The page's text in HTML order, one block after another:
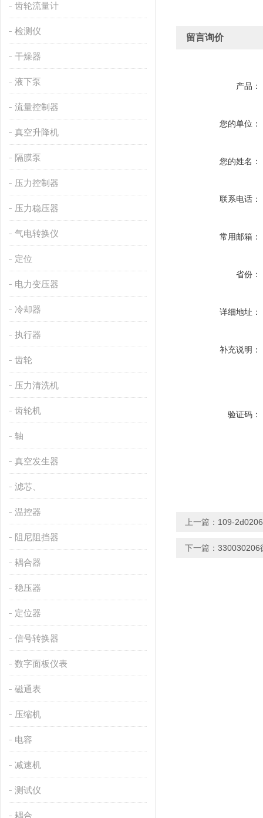
齿轮流量计
检测仪
干燥器
液下泵
流量控制器
真空升降机
隔膜泵
压力控制器
压力稳压器
气电转换仪
定位
电力变压器
冷却器
执行器
齿轮
压力清洗机
齿轮机
轴
真空发生器
滤芯、
温控器
阻尼阻挡器
耦合器
稳压器
定位器
信号转换器
数字面板仪表
磁通表
压缩机
电容
减速机
测试仪
耦合
留言询价
产品：
您的单位：
您的姓名：
联系电话：
常用邮箱：
省份：
详细地址：
补充说明：
验证码：
上一篇： 109-
下一篇： 330030206